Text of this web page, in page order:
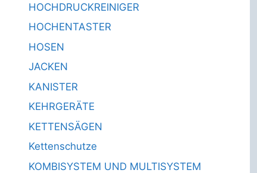
HOCHDRUCKREINIGER
HOCHENTASTER
HOSEN
JACKEN
KANISTER
KEHRGERÄTE
KETTENSÄGEN
Kettenschutze
KOMBISYSTEM UND MULTISYSTEM